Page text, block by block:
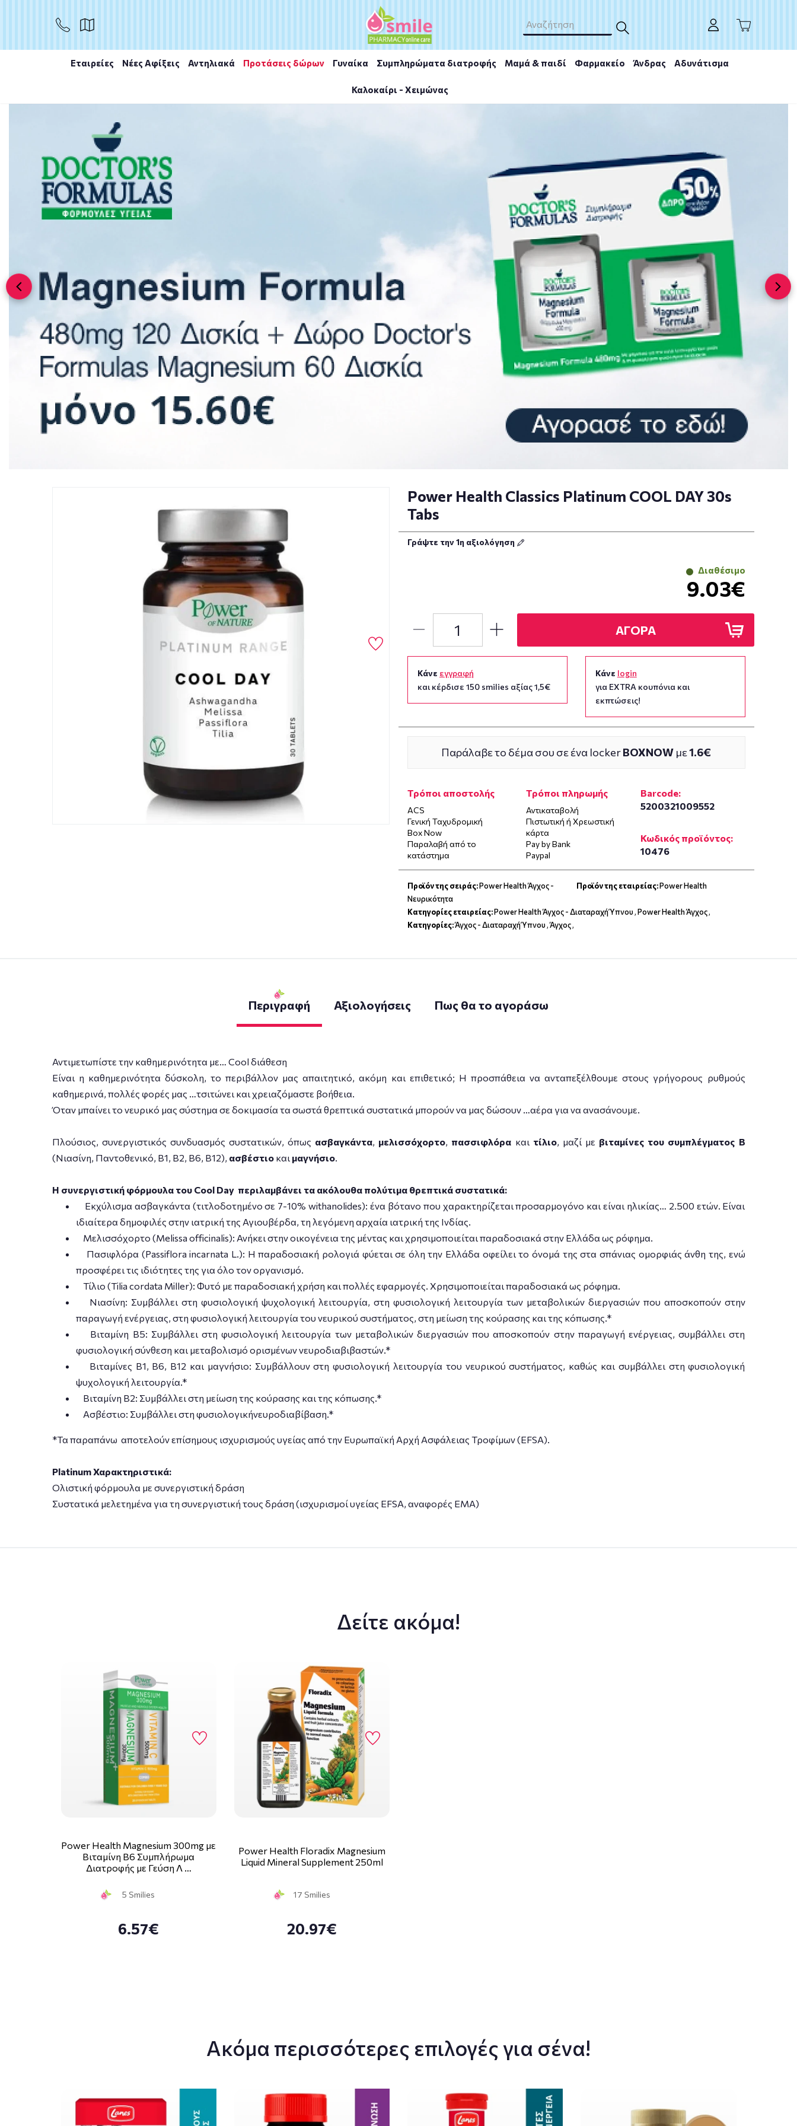
Εταιρείες Νέες Αφίξεις Αντηλιακά Προτάσεις δώρων Γυναίκα Συμπληρώματα διατροφής Μαμά & παιδί Φαρμακείο Άνδρας Αδυνάτισμα
Καλοκαίρι - Χειμώνας
Power Health Classics Platinum COOL DAY 30s Tabs
ΑΓΟΡΑ
Power Health Classics Platinum COOL DAY 30s
Tabs
Γράψτε την 1η αξιολόγηση
Διαθέσιμο
9.03€
ΑΓΟΡΑ
Κάνε εγγραφή
και κέρδισε 150 smilies αξίας 1,5€
Κάνε login
για EXTRA κουπόνια και
εκπτώσεις!
Παράλαβε το δέμα σου σε ένα lockerBOXNOW με1.6€
Τρόποι αποστολής
ACS
Γενική Ταχυδρομική
Box Now
Παραλαβή από το
κατάστημα
Τρόποι πληρωμής
Αντικαταβολή
Πιστωτική ή Χρεωστική
κάρτα
Pay by Bank
Paypal
Barcode:
5200321009552
Κωδικός προϊόντος:
10476
Προϊόν της σειράς:Power Health Άγχος -
Νευρικότητα
Προϊόν της εταιρείας:Power Health
Κατηγορίες εταιρείας:Power Health Άγχος - Διαταραχή Ύπνου,Power Health Άγχος,
Κατηγορίες:Άγχος - Διαταραχή Ύπνου,Άγχος,
Περιγραφή Αξιολογήσεις Πως θα το αγοράσω
Αντιμετωπίστε την καθημερινότητα με… Cool διάθεση
Eίναι η καθημερινότητα δύσκολη, το περιβάλλον μας απαιτητικό, ακόμη και επιθετικό; Η προσπάθεια να ανταπεξέλθουμε στους γρήγορους ρυθμούς
καθημερινά, πολλές φορές μας …τσιτώνει και χρειαζόμαστε βοήθεια.
Όταν μπαίνει το νευρικό μας σύστημα σε δοκιμασία τα σωστά θρεπτικά συστατικά μπορούν να μας δώσουν …αέρα για να ανασάνουμε.
Πλούσιος, συνεργιστικός συνδυασμός συστατικών, όπως ασβαγκάντα, μελισσόχορτο, πασσιφλόρα και τίλιο, μαζί με βιταμίνες του συμπλέγματος Β
(Νιασίνη, Παντοθενικό, Β1, Β2, Β6, Β12), ασβέστιοκαι μαγνήσιο.
Η συνεργιστική φόρμουλα του Cool Day περιλαμβάνει τα ακόλουθα πολύτιμα θρεπτικά συστατικά:
Εκχύλισμα ασβαγκάντα (τιτλοδοτημένο σε 7-10% withanolides): ένα βότανο που χαρακτηρίζεται προσαρμογόνο και είναι ηλικίας… 2.500 ετών. Είναι
ιδιαίτερα δημοφιλές στην ιατρική της Αγιουβέρδα, τη λεγόμενη αρχαία ιατρική της Ινδίας.
Μελισσόχορτο (Melissa officinalis): Ανήκει στην οικογένεια της μέντας και χρησιμοποιείται παραδοσιακά στην Ελλάδα ως ρόφημα.
Πασιφλόρα (Passiflora incarnata L.): Η παραδοσιακή ρολογιά φύεται σε όλη την Ελλάδα οφείλει το όνομά της στα σπάνιας ομορφιάς άνθη της, ενώ
προσφέρει τις ιδιότητες της για όλο τον οργανισμό.
Τίλιο (Tilia cordata Miller): Φυτό με παραδοσιακή χρήση και πολλές εφαρμογές. Χρησιμοποιείται παραδοσιακά ως ρόφημα.
Νιασίνη: Συμβάλλει στη φυσιολογική ψυχολογική λειτουργία, στη φυσιολογική λειτουργία των μεταβολικών διεργασιών που αποσκοπούν στην
παραγωγή ενέργειας, στη φυσιολογική λειτουργία του νευρικού συστήματος, στη μείωση της κούρασης και της κόπωσης.*
Βιταμίνη Β5: Συμβάλλει στη φυσιολογική λειτουργία των μεταβολικών διεργασιών που αποσκοπούν στην παραγωγή ενέργειας, συμβάλλει στη
φυσιολογική σύνθεση και μεταβολισμό ορισμένων νευροδιαβιβαστών.*
Βιταμίνες Β1, Β6, Β12 και μαγνήσιο: Συμβάλλουν στη φυσιολογική λειτουργία του νευρικού συστήματος, καθώς και συμβάλλει στη φυσιολογική
ψυχολογική λειτουργία.*
Βιταμίνη Β2: Συμβάλλει στη μείωση της κούρασης και της κόπωσης.*
Ασβέστιο: Συμβάλλει στη φυσιολογικήνευροδιαβίβαση.*
*Τα παραπάνω αποτελούν επίσημους ισχυρισμούς υγείας από την Eυρωπαϊκή Αρχή Ασφάλειας Τροφίμων (EFSA).
Platinum Χαρακτηριστικά:
Ολιστική φόρμουλα με συνεργιστική δράση
Συστατικά μελετημένα για τη συνεργιστική τους δράση (ισχυρισμοί υγείας EFSA, αναφορές EMA)
Δείτε ακόμα!
Power Health Magnesium 300mg με
Βιταμίνη B6 Συμπλήρωμα
Διατροφής με Γεύση Λ …
5 Smilies
6.57€
Power Health Floradix Magnesium
Liquid Mineral Supplement 250ml
17 Smilies
20.97€
Ακόμα περισσότερες επιλογές για σένα!